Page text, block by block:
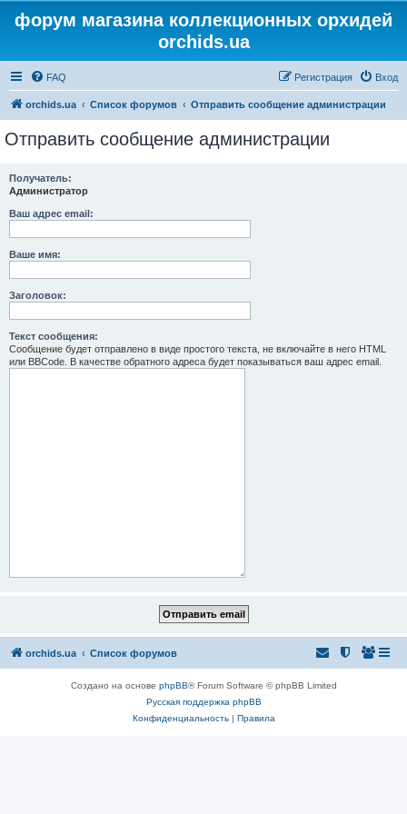
форум магазина коллекционных орхидей
orchids.ua
FAQ Вход
Регистрация
orchids.ua Список форумов Отправить сообщение администрации
Отправить сообщение администрации
Получатель:
Администратор
Ваш адрес email:
Ваше имя:
Заголовок:
Текст сообщения:
Сообщение будет отправлено в виде простого текста, не включайте в него HTML
или BBCode. В качестве обратного адреса будет показываться ваш адрес email.
orchids.ua Список форумов
Создано на основе phpBB® Forum Software © phpBB Limited
Русская поддержка phpBB
Конфиденциальность| Правила